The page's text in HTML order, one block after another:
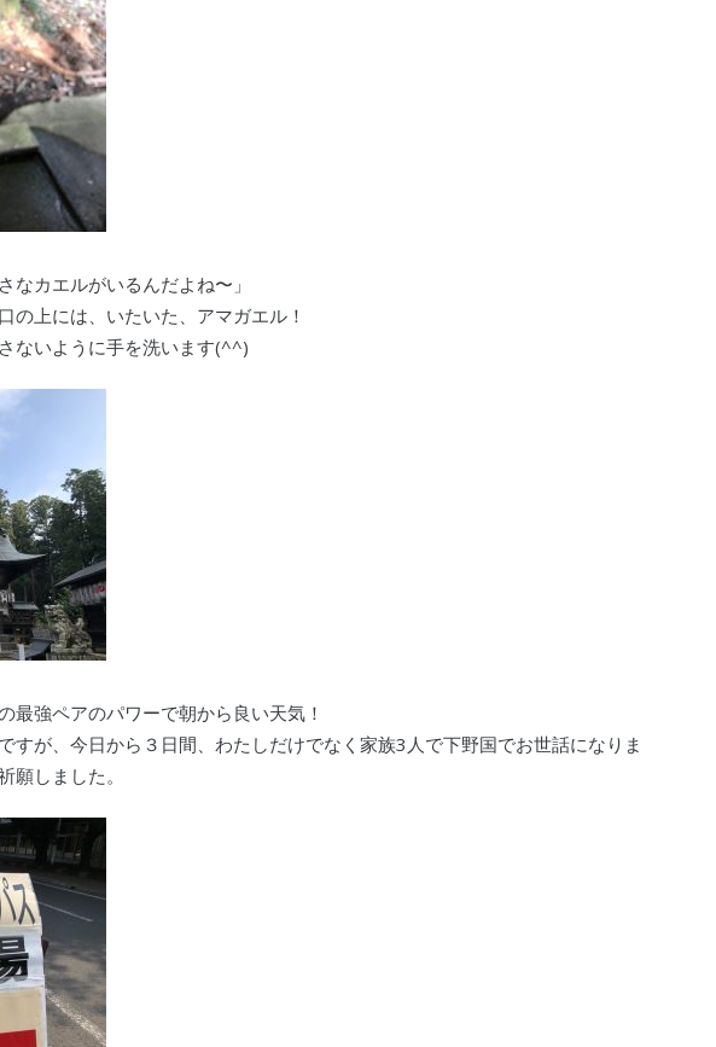
なカエルがいるんだよね〜」
の上には、いたいた、アマガエル！
ないように手を洗います(^^)
最強ペアのパワーで朝から良い天気！
すが、今日から３日間、わたしだけでなく家族3人で下野国でお世話になりま
願しました。